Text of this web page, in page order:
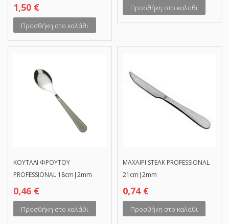
1,50 €
Προσθήκη στο καλάθι
Προσθήκη στο καλάθι
ΚΟΥΤΑΛΙ ΦΡΟΥΤΟΥ
PROFESSIONAL 18cm|2mm
0,46 €
Προσθήκη στο καλάθι
ΜΑΧΑΙΡΙ STEAK PROFESSIONAL
21cm|2mm
0,74 €
Προσθήκη στο καλάθι